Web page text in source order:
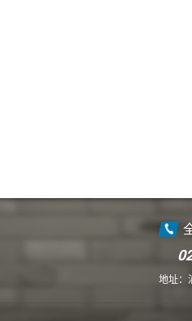
地址：